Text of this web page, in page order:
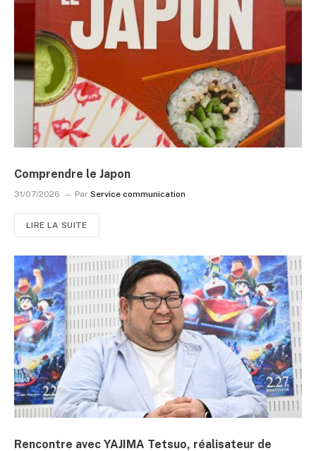
Comprendre le Japon
31/07/2026 Par Service communication
LIRE LA SUITE
Rencontre avec YAJIMA Tetsuo, réalisateur de